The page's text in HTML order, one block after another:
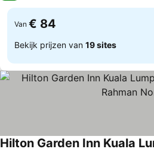
Van € 84
Bekijk prijzen van 19 sites